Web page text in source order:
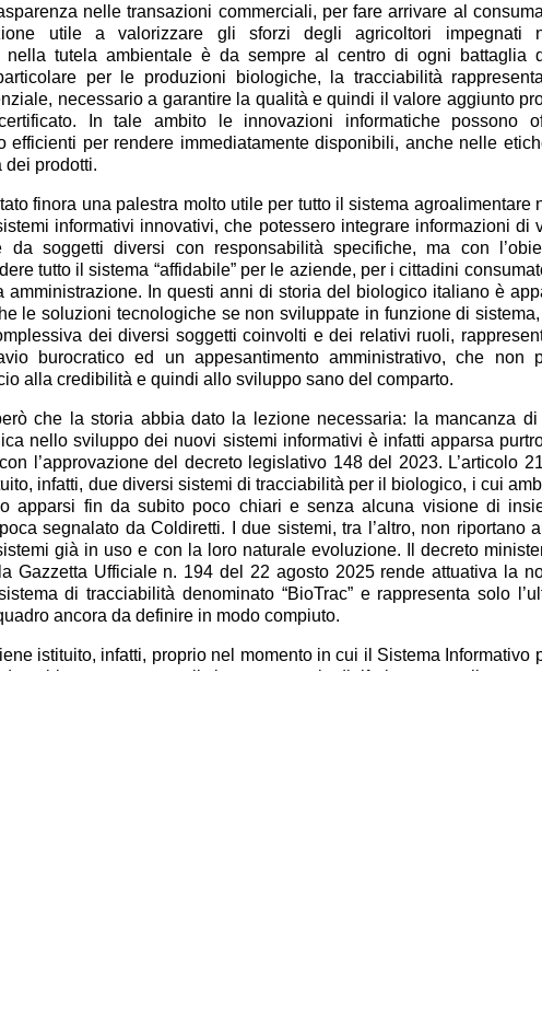
nelle transazioni commerciali, per fare arrivare al
utile a valorizzare gli sforzi degli agricoltori impegnati
nella tutela ambientale è da sempre al centro di ogni battaglia
per le produzioni biologiche, la tracciabilità
necessario a garantire la qualità e quindi il valore aggiunto
In tale ambito le innovazioni informatiche possono
efficienti per rendere immediatamente disponibili, anche nelle
dei prodotti.
finora una palestra molto utile per tutto il sistema agroalimentare
informativi innovativi, che potessero integrare informazioni di
da soggetti diversi con responsabilità specifiche, ma con
tutto il sistema “affidabile” per le aziende, per i cittadini
amministrazione. In questi anni di storia del biologico italiano è
le soluzioni tecnologiche se non sviluppate in funzione di
dei diversi soggetti coinvolti e dei relativi ruoli,
burocratico ed un appesantimento amministrativo, che non
alla credibilità e quindi allo sviluppo sano del comparto.
che la storia abbia dato la lezione necessaria: la mancanza di
nello sviluppo dei nuovi sistemi informativi è infatti apparsa
l’approvazione del decreto legislativo 148 del 2023. L’articolo
infatti, due diversi sistemi di tracciabilità per il biologico, i cui
apparsi fin da subito poco chiari e senza alcuna visione di
segnalato da Coldiretti. I due sistemi, tra l’altro, non riportano
già in uso e con la loro naturale evoluzione. Il decreto
Gazzetta Ufficiale n. 194 del 22 agosto 2025 rende attuativa la
di tracciabilità denominato “BioTrac” e rappresenta solo
ancora da definire in modo compiuto.
istituito, infatti, proprio nel momento in cui il Sistema Informativo
rappresentare il sistema centrale di riferimento per il settore,